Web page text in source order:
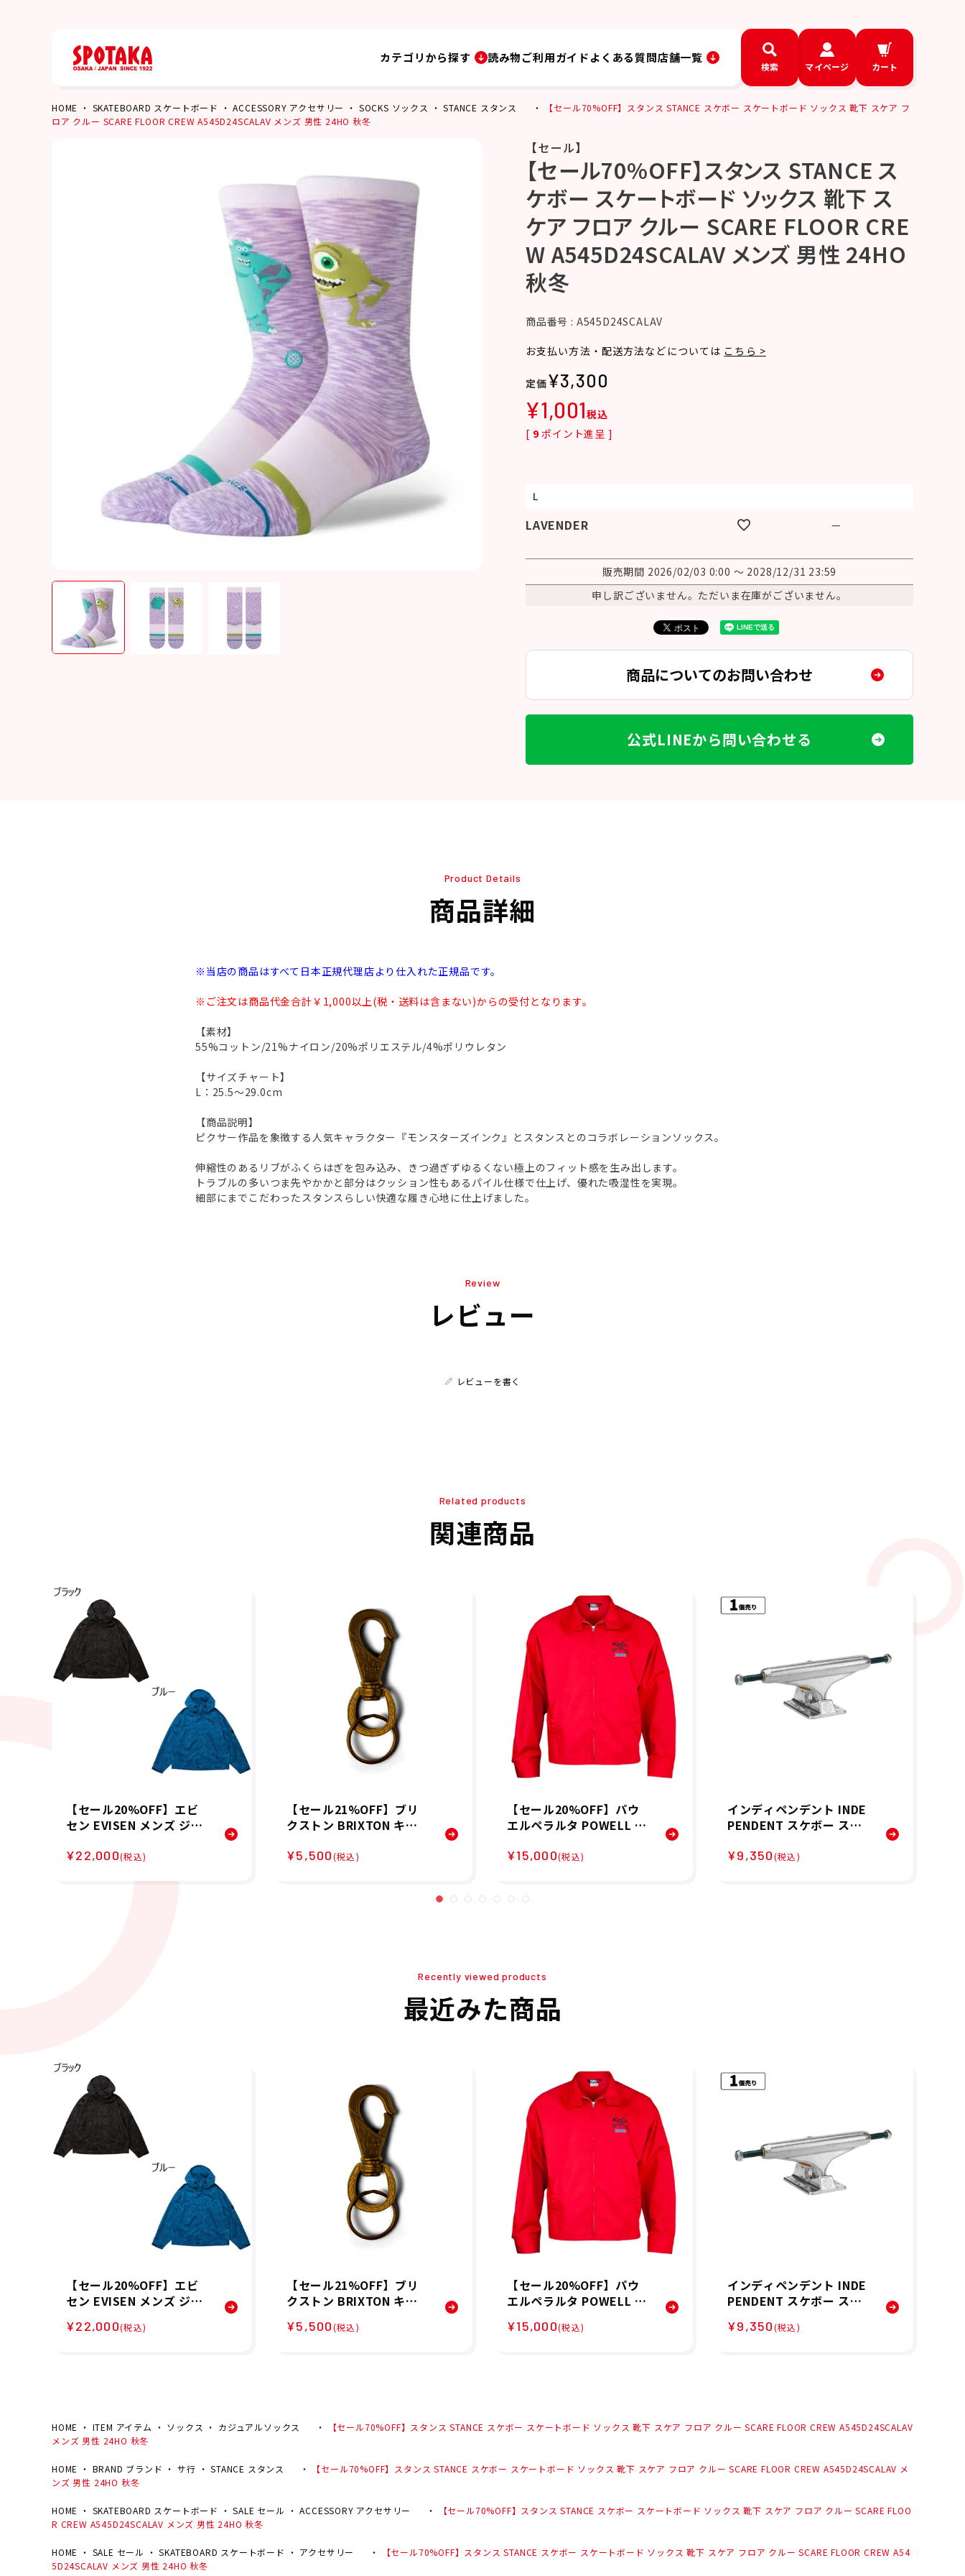
カテゴリから探す 読み物ご利用ガイドよくある質問店舗一覧
検索 マイページ カート
HOME SKATEBOARD スケートボード ACCESSORY アクセサリー SOCKS ソックス STANCE スタンス
【セール70%OFF】スタンス STANCE スケボー スケートボード ソックス 靴下 スケア フ
ロア クルー SCARE FLOOR CREW A545D24SCALAV メンズ 男性 24HO 秋冬
【セール】
【セール70%OFF】スタンス STANCE ス
ケボー スケートボード ソックス 靴下 ス
ケア フロア クルー SCARE FLOOR CRE
W A545D24SCALAV メンズ 男性 24HO
秋冬
商品番号 A545D24SCALAV
お支払い方法・配送方法などについては こちら >
¥3,300
¥1,001税込
[ 9 ポイント進呈 ]
L
LAVENDER —
販売期間 2026/02/03 0:00 〜 2028/12/31 23:59
申し訳ございません。ただいま在庫がございません。
商品についてのお問い合わせ
公式LINEから問い合わせる
Product Details
商品詳細
※当店の商品はすべて日本正規代理店より仕入れた正規品です。
※ご注文は商品代金合計￥1,000以上(税・送料は含まない)からの受付となります。
【素材】
55%コットン/21%ナイロン/20%ポリエステル/4%ポリウレタン
【サイズチャート】
L：25.5～29.0cm
【商品説明】
ピクサー作品を象徴する人気キャラクター『モンスターズインク』とスタンスとのコラボレーションソックス。
伸縮性のあるリブがふくらはぎを包み込み、きつ過ぎずゆるくない極上のフィット感を生み出します。
トラブルの多いつま先やかかと部分はクッション性もあるパイル仕様で仕上げ、優れた吸湿性を実現。
細部にまでこだわったスタンスらしい快適な履き心地に仕上げました。
Review
レビュー
レビューを書く
Related products
関連商品
【セール20%OFF】エビ
セン EVISEN メンズ ジャ
NTAIN JACKE 26SS-JK0
¥22,000(税込)
【セール21%OFF】ブリ
クストン BRIXTON キー
AIN 05339 26SP
¥5,500(税込)
【セール20%OFF】パウ
エルペラルタ POWELL P
トボード ウェア アウター
acket 520253102 メンズ
¥15,000(税込)
インディペンデント INDE
PENDENT スケボー スケ
ST11 144 FORGED TITA
¥9,350(税込)
Recently viewed products
最近みた商品
【セール20%OFF】エビ
セン EVISEN メンズ ジャ
NTAIN JACKE 26SS-JK0
¥22,000(税込)
【セール21%OFF】ブリ
クストン BRIXTON キー
AIN 05339 26SP
¥5,500(税込)
【セール20%OFF】パウ
エルペラルタ POWELL P
トボード ウェア アウター
¥15,000(税込)
インディペンデント INDE
PENDENT スケボー スケ
ST11 144 FORGED TITA
¥9,350(税込)
HOME ITEM アイテム ソックス カジュアルソックス
【セール70%OFF】スタンス STANCE スケボー スケートボード ソックス 靴下 スケア フロア クルー SCARE FLOOR CREW A545D24SCALAV
メンズ 男性 24HO 秋冬
HOME BRAND ブランド サ行 STANCE スタンス
【セール70%OFF】スタンス STANCE スケボー スケートボード ソックス 靴下 スケア フロア クルー SCARE FLOOR CREW A545D24SCALAV メ
ンズ 男性 24HO 秋冬
HOME SKATEBOARD スケートボード SALE セール ACCESSORY アクセサリー
【セール70%OFF】スタンス STANCE スケボー スケートボード ソックス 靴下 スケア フロア クルー SCARE FLOO
R CREW A545D24SCALAV メンズ 男性 24HO 秋冬
HOME SALE セール SKATEBOARD スケートボード アクセサリー
【セール70%OFF】スタンス STANCE スケボー スケートボード ソックス 靴下 スケア フロア クルー SCARE FLOOR CREW A54
5D24SCALAV メンズ 男性 24HO 秋冬